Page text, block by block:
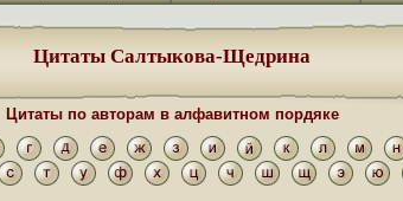
Цитаты Салтыкова-Щедрина
Цитаты по авторам в алфавитном пордяке